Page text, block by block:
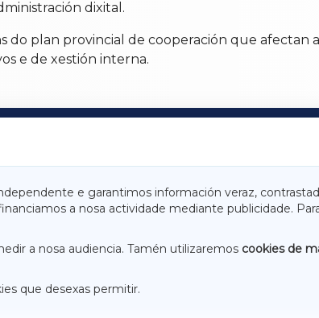
dixital.
plan provincial de cooperación que afectan
e de xestión interna.
e garantimos información veraz,
a nosa actividade mediante publicidade.
a nosa audiencia. Tamén utilizaremos cookies de
que desexas permitir.
TERRACHAXA
ACORUÑAXA